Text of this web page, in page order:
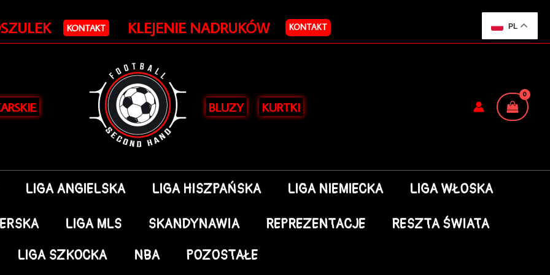
KONTAKT KLEJENIE NADRUKÓW KONTAKT
BLUZY KURTKI
LIGA ANGIELSKA LIGA HISZPAŃSKA LIGA NIEMIECKA LIGA WŁOSKA
LIGA MLS SKANDYNAWIA REPREZENTACJE
RESZTA ŚWIATA
LIGA SZKOCKA
NBA POZOSTAŁE
najnowszych PL